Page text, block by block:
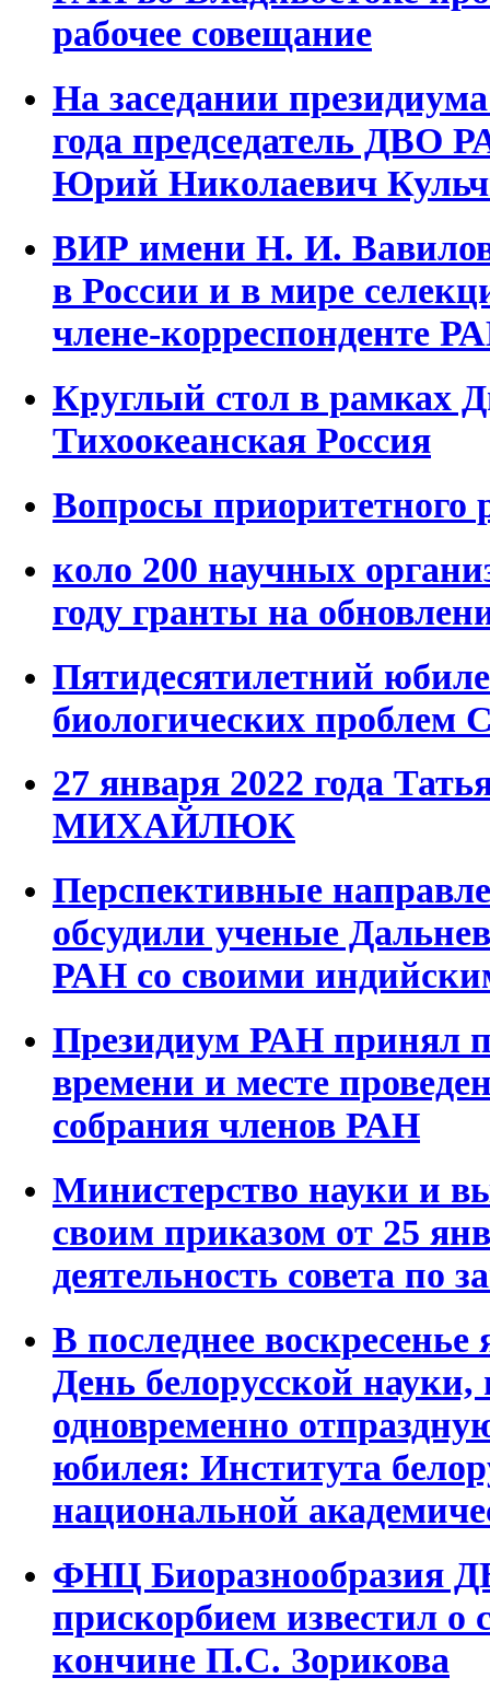
рабочее совещание
На заседании
года председатель ДВО
Юрий Николаевич
ВИР имени Н. И.
в России и в мире
члене-корреспонденте
Круглый стол в рамках
Тихоокеанская Россия
Вопросы приоритетного
коло 200 научных
году гранты на
Пятидесятилетний
биологических
27 января 2022 года
МИХАЙЛЮК
Перспективные
обсудили ученые
РАН со своими
Президиум РАН принял
времени и месте
собрания членов РАН
Министерство науки и
своим приказом от 25
деятельность совета по
В последнее воскресенье
День белорусской науки,
одновременно
юбилея: Института
национальной
ФНЦ Биоразнообразия
прискорбием известил о
кончине П.С. Зорикова